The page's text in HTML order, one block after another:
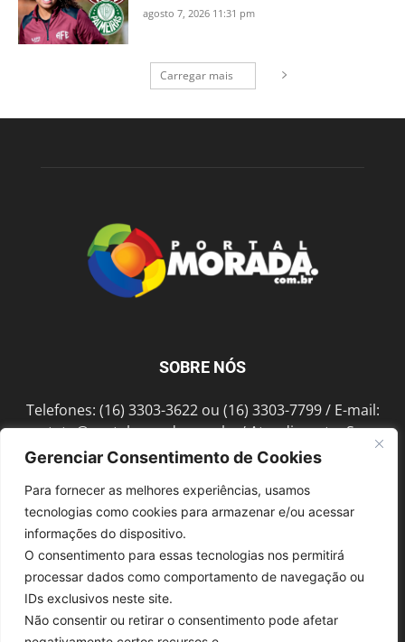
Gerenciar Consentimento de Cookies
Para fornecer as melhores experiências, usamos
tecnologias como cookies para armazenar e/ou acessar
informações do dispositivo.
O consentimento para essas tecnologias nos permitirá
processar dados como comportamento de navegação ou
IDs exclusivos neste site.
Não consentir ou retirar o consentimento pode afetar
agosto 7, 2026 11:31 pm
Carregar mais
SOBRE NÓS
Telefones: (16) 3303-3622 ou (16) 3303-7799 / E-mail:
contato@portalmorada.com.br/ Atendimento: Seg a
Sex das 8h às 18h / Endereço: Av. Bento de Abreu, 889
SIGA-NOS